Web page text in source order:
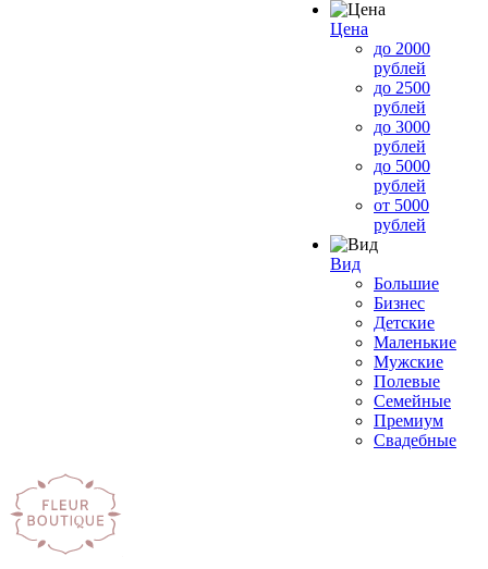
Цена
до 2000
рублей
до 2500
рублей
до 3000
рублей
до 5000
рублей
от 5000
рублей
Вид
Большие
Бизнес
Детские
Маленькие
Мужские
Полевые
Семейные
Премиум
Свадебные